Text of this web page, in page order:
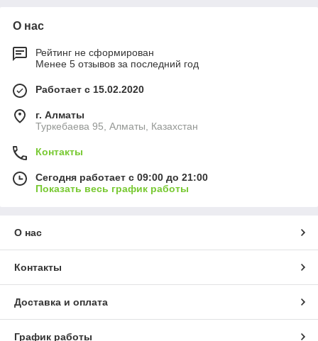
О нас
Рейтинг не сформирован
Менее 5 отзывов за последний год
Работает с 15.02.2020
г. Алматы
Туркебаева 95, Алматы, Казахстан
Контакты
Сегодня работает с 09:00 до 21:00
Показать весь график работы
О нас
Контакты
Доставка и оплата
График работы